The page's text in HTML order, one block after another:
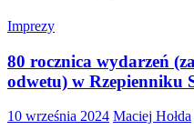
Imprezy
80 rocznica wydarzeń
odwetu) w Rzepienniku
10 września 2024 Maciej Hołda